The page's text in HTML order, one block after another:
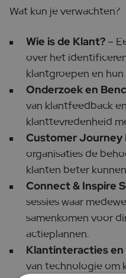
Wat kun je verwachten?
Wie is de Klant? –
over het
klantgroepen en
Onderzoek en
van klantfeedback
klanttevredenheid
Customer Journey
organisaties de
klanten beter
Connect & Inspire
sessies waar
samenkomen voor
actieplannen.
Klantinteracties en
van technologie om